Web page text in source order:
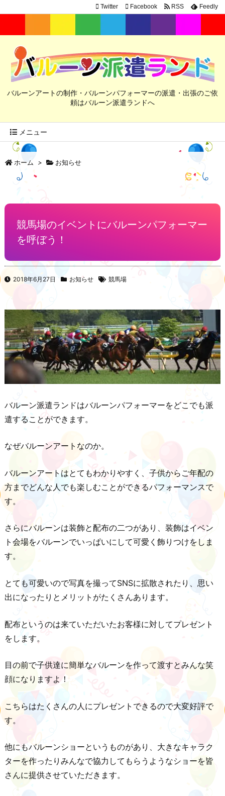
バルーンアートの制作・バルーンパフォーマーの派遣・出張のご依
頼はバルーン派遣ランドへ
メニュー
Twitter Facebook RSS Feedly
ホーム > お知らせ
競馬場のイベントにバルーンパフォーマー
を呼ぼう！
2018年6月27日 お知らせ 競馬場
バルーン派遣ランドはバルーンパフォーマーをどこでも派
遣することができます。
なぜバルーンアートなのか。
バルーンアートはとてもわかりやすく、子供からご年配の
方までどんな人でも楽しむことができるパフォーマンスで
す。
さらにバルーンは装飾と配布の二つがあり、装飾はイベン
ト会場をバルーンでいっぱいにして可愛く飾りつけをしま
す。
とても可愛いので写真を撮ってSNSに拡散されたり、思い
出になったりとメリットがたくさんあります。
配布というのは来ていただいたお客様に対してプレゼント
をします。
目の前で子供達に簡単なバルーンを作って渡すとみんな笑
顔になりますよ！
こちらはたくさんの人にプレゼントできるので大変好評で
す。
他にもバルーンショーというものがあり、大きなキャラク
ターを作ったりみんなで協力してもらうようなショーを皆
さんに提供させていただきます。